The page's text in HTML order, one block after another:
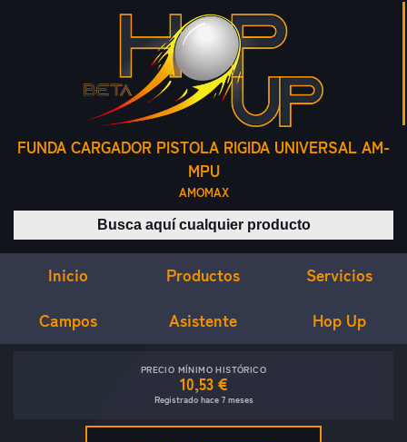
FUNDA CARGADOR PISTOLA RIGIDA UNIVERSAL AM-
MPU
AMOMAX
Buscar productos
Inicio Productos Servicios
Campos Asistente Hop Up
PRECIO MÍNIMO HISTÓRICO
10,53 €
Registrado hace 7 meses